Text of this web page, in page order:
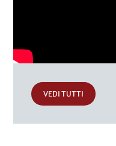
VEDI TUTTI